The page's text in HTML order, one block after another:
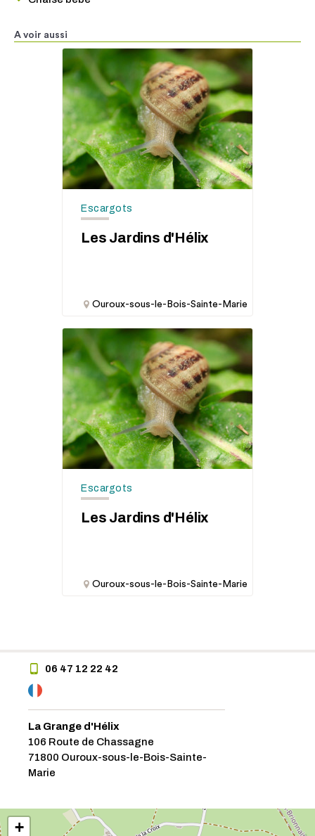
A voir aussi
Escargots
Les Jardins d'Hélix
Ouroux-sous-le-Bois-Sainte-Marie
Escargots
Les Jardins d'Hélix
Ouroux-sous-le-Bois-Sainte-Marie
06 47 12 22 42
La Grange d'Hélix
106 Route de Chassagne
71800 Ouroux-sous-le-Bois-Sainte-
Marie
+